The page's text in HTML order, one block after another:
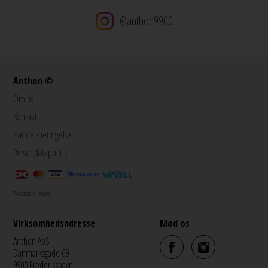
@anthon9900
Anthon ©
Om os
Kontakt
Handelsbetingelser
Persondatapolitik
Webshop by Bewise
Virksomhedsadresse
Anthon ApS
Danmarksgade 69
9900 Frederikshavn
Mød os